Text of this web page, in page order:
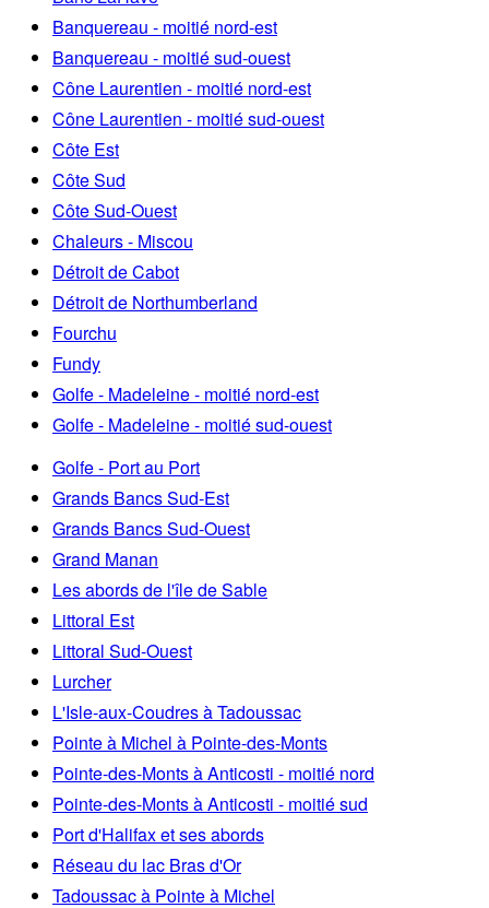
Banquereau - moitié nord-est
Banquereau - moitié sud-ouest
Cône Laurentien - moitié nord-est
Cône Laurentien - moitié sud-ouest
Côte Est
Côte Sud
Côte Sud-Ouest
Chaleurs - Miscou
Détroit de Cabot
Détroit de Northumberland
Fourchu
Fundy
Golfe - Madeleine - moitié nord-est
Golfe - Madeleine - moitié sud-ouest
Golfe - Port au Port
Grands Bancs Sud-Est
Grands Bancs Sud-Ouest
Grand Manan
Les abords de l'île de Sable
Littoral Est
Littoral Sud-Ouest
Lurcher
L'Isle-aux-Coudres à Tadoussac
Pointe à Michel à Pointe-des-Monts
Pointe-des-Monts à Anticosti - moitié nord
Pointe-des-Monts à Anticosti - moitié sud
Port d'Halifax et ses abords
Réseau du lac Bras d'Or
Tadoussac à Pointe à Michel